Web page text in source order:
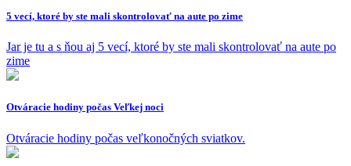
5 vecí, ktoré by ste mali skontrolovať na aute po zime
Jar je tu a s ňou aj 5 vecí, ktoré by ste mali skontrolovať na aute po
zime
Otváracie hodiny počas Veľkej noci
Otváracie hodiny počas veľkonočných sviatkov.